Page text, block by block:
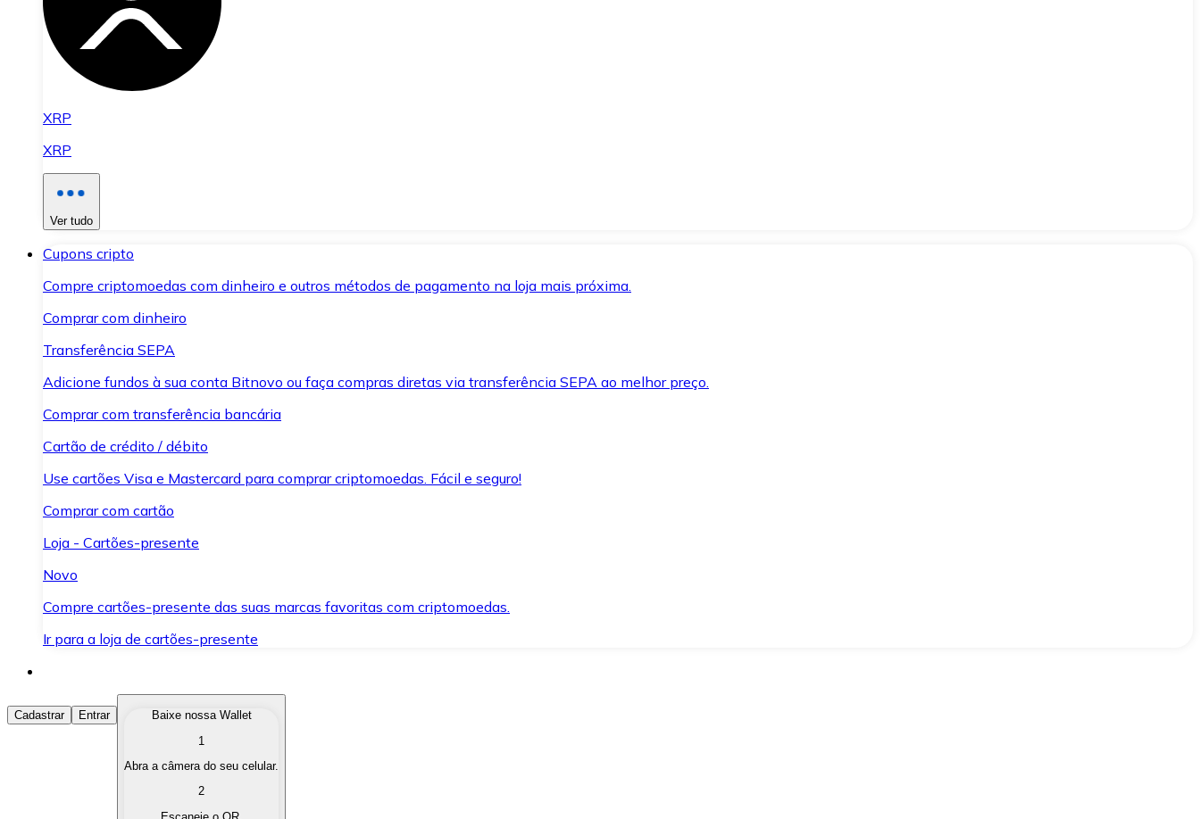
XRP
XRP
Ver tudo
Cupons cripto
Compre criptomoedas com dinheiro e outros métodos de pagamento na loja mais próxima.
Comprar com dinheiro
Transferência SEPA
Adicione fundos à sua conta Bitnovo ou faça compras diretas via transferência SEPA ao melhor preço.
Comprar com transferência bancária
Cartão de crédito / débito
Use cartões Visa e Mastercard para comprar criptomoedas. Fácil e seguro!
Comprar com cartão
Loja - Cartões-presente
Novo
Compre cartões-presente das suas marcas favoritas com criptomoedas.
Ir para a loja de cartões-presente
Comprar Criptomoedas
Compre as criptomoedas de seu interesse de forma rápida e segura.
Converta suas criptomoedas em moeda fiduciária quando precisar.
Cadastrar Entrar
Baixe nossa Wallet
1
Abra a câmera do seu celular.
2